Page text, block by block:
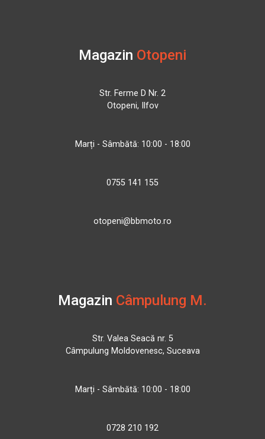
Magazin Otopeni
Str. Ferme D Nr. 2
Otopeni, Ilfov
Marți - Sâmbătă: 10:00 - 18:00
0755 141 155
otopeni@bbmoto.ro
Magazin Câmpulung M.
Str. Valea Seacă nr. 5
Câmpulung Moldovenesc, Suceava
Marți - Sâmbătă: 10:00 - 18:00
0728 210 192